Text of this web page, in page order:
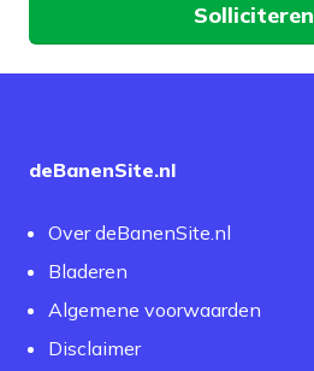
Solliciteren
deBanenSite.nl
Over deBanenSite.nl
Bladeren
Algemene voorwaarden
Disclaimer